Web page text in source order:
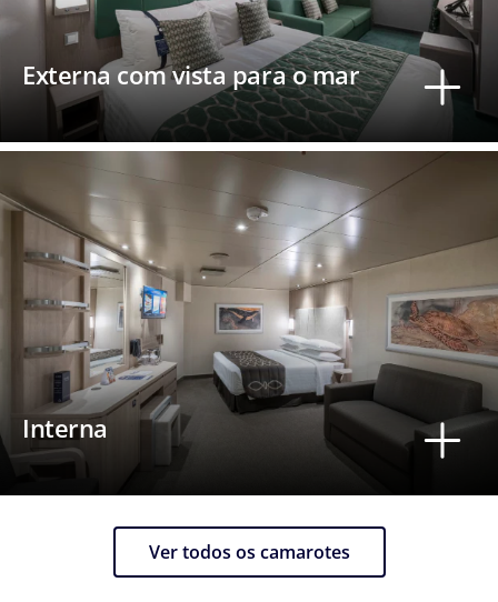
Externa com vista para o mar
Interna
Ver todos os camarotes